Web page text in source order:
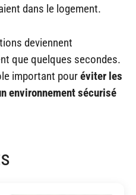
dans le logement.
deviennent
que quelques secondes.
important pouréviter les
environnement sécurisé